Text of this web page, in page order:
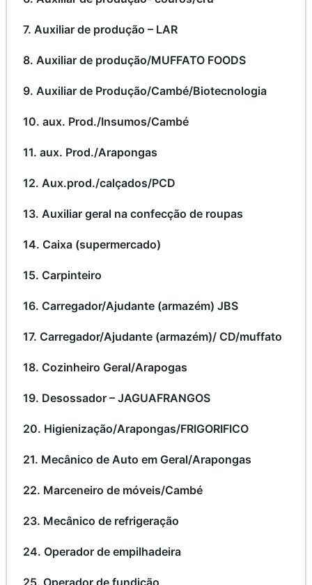
7. Auxiliar de produção – LAR
8. Auxiliar de produção/MUFFATO FOODS
9. Auxiliar de Produção/Cambé/Biotecnologia
10. aux. Prod./Insumos/Cambé
11. aux. Prod./Arapongas
12. Aux.prod./calçados/PCD
13. Auxiliar geral na confecção de roupas
14. Caixa (supermercado)
15. Carpinteiro
16. Carregador/Ajudante (armazém) JBS
17. Carregador/Ajudante (armazém)/ CD/muffato
18. Cozinheiro Geral/Arapogas
19. Desossador – JAGUAFRANGOS
20. Higienização/Arapongas/FRIGORIFICO
21. Mecânico de Auto em Geral/Arapongas
22. Marceneiro de móveis/Cambé
23. Mecânico de refrigeração
24. Operador de empilhadeira